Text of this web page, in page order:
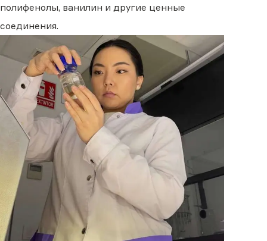
полифенолы, ванилин и другие ценные
соединения.